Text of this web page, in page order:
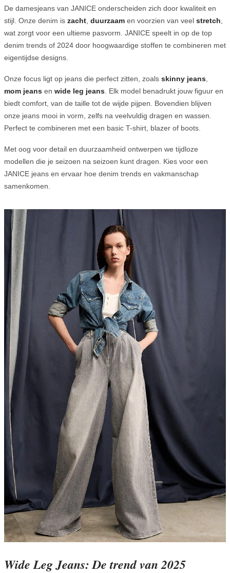
De damesjeans van JANICE onderscheiden zich door kwaliteit en
stijl. Onze denim is zacht duurzaam en voorzien van veel stretch
wat zorgt voor een ultieme pasvorm. JANICE speelt in op de top
denim trends of 2024 door hoogwaardige stoffen te combineren met
eigentijdse designs.
Onze focus ligt op jeans die perfect zitten, zoals skinny jeans
mom jeans en wide leg jeans . Elk model benadrukt jouw figuur en
biedt comfort, van de taille tot de wijde pijpen. Bovendien blijven
onze jeans mooi in vorm, zelfs na veelvuldig dragen en wassen.
Perfect te combineren met een basic T-shirt, blazer of boots.
Met oog voor detail en duurzaamheid ontwerpen we tijdloze
modellen die je seizoen na seizoen kunt dragen. Kies voor een
JANICE jeans en ervaar hoe denim trends en vakmanschap
samenkomen.
Wide Leg Jeans: De trend van 2025